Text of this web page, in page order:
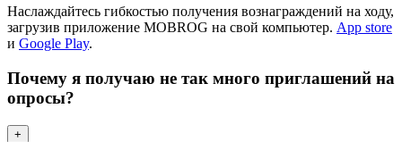
Наслаждайтесь гибкостью получения вознаграждений на ходу,
загрузив приложение MOBROG на свой компьютер. App store
и Google Play.
Почему я получаю не так много приглашений на
опросы?
+